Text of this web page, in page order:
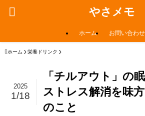
やさメモ
ホーム お問い合わせ
ホーム 栄養ドリンク
「チルアウト」の
ストレス解消を味
のこと
2025
1/18